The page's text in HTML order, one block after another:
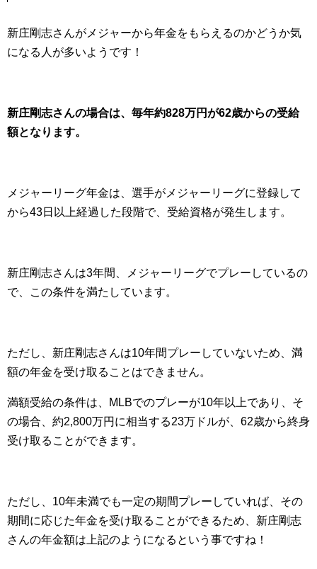
新庄剛志さんがメジャーから年金をもらえるのかどうか気
になる人が多いようです！
新庄剛志さんの場合は、毎年約828万円が62歳からの受給
額となります。
メジャーリーグ年金は、選手がメジャーリーグに登録して
から43日以上経過した段階で、受給資格が発生します。
新庄剛志さんは3年間、メジャーリーグでプレーしているの
で、この条件を満たしています。
ただし、新庄剛志さんは10年間プレーしていないため、満
額の年金を受け取ることはできません。
満額受給の条件は、MLBでのプレーが10年以上であり、そ
の場合、約2,800万円に相当する23万ドルが、62歳から終身
受け取ることができます。
ただし、10年未満でも一定の期間プレーしていれば、その
期間に応じた年金を受け取ることができるため、新庄剛志
さんの年金額は上記のようになるという事ですね！